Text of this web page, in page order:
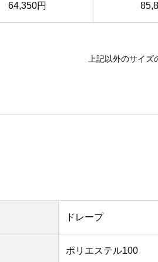
64,350円
上記以外のサイズ
ドレープ
ポリエステル100